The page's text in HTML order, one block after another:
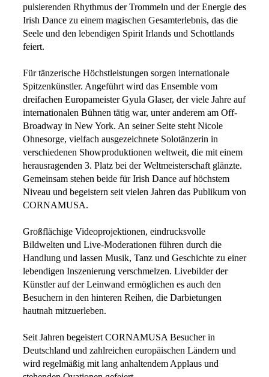
pulsierenden Rhythmus der Trommeln und der Energie des
Irish Dance zu einem magischen Gesamterlebnis, das die
Seele und den lebendigen Spirit Irlands und Schottlands
feiert.
Für tänzerische Höchstleistungen sorgen internationale
Spitzenkünstler. Angeführt wird das Ensemble vom
dreifachen Europameister Gyula Glaser, der viele Jahre auf
internationalen Bühnen tätig war, unter anderem am Off-
Broadway in New York. An seiner Seite steht Nicole
Ohnesorge, vielfach ausgezeichnete Solotänzerin in
verschiedenen Showproduktionen weltweit, die mit einem
herausragenden 3. Platz bei der Weltmeisterschaft glänzte.
Gemeinsam stehen beide für Irish Dance auf höchstem
Niveau und begeistern seit vielen Jahren das Publikum von
CORNAMUSA.
Großflächige Videoprojektionen, eindrucksvolle
Bildwelten und Live-Moderationen führen durch die
Handlung und lassen Musik, Tanz und Geschichte zu einer
lebendigen Inszenierung verschmelzen. Livebilder der
Künstler auf der Leinwand ermöglichen es auch den
Besuchern in den hinteren Reihen, die Darbietungen
hautnah mitzuerleben.
Seit Jahren begeistert CORNAMUSA Besucher in
Deutschland und zahlreichen europäischen Ländern und
wird regelmäßig mit lang anhaltendem Applaus und